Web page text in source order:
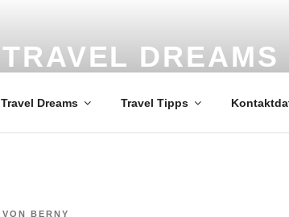
TRAVEL DREAMS
Travel Dreams Travel Tipps
VERÖFFENTLICHT
VON BERNY